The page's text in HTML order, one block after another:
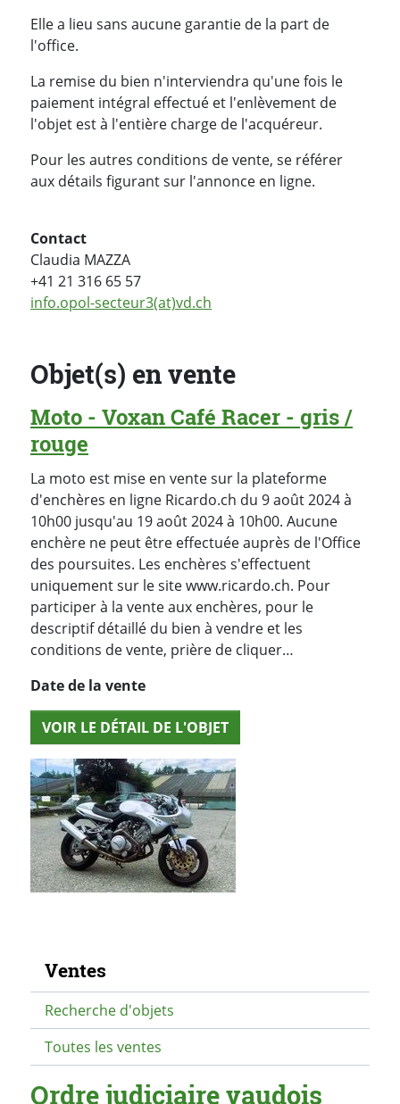
Elle a lieu sans aucune garantie de la part de
l'office.
La remise du bien n'interviendra qu'une fois le
paiement intégral effectué et l'enlèvement de
l'objet est à l'entière charge de l'acquéreur.
Pour les autres conditions de vente, se référer
aux détails figurant sur l'annonce en ligne.
Contact
Claudia MAZZA
+41 21 316 65 57
info.opol-secteur3(at)vd.ch
Objet(s) en vente
Moto - Voxan Café Racer - gris /
rouge
La moto est mise en vente sur la plateforme
d'enchères en ligne Ricardo.ch du 9 août 2024 à
10h00 jusqu'au 19 août 2024 à 10h00. Aucune
enchère ne peut être effectuée auprès de l'Office
des poursuites. Les enchères s'effectuent
uniquement sur le site www.ricardo.ch. Pour
participer à la vente aux enchères, pour le
descriptif détaillé du bien à vendre et les
conditions de vente, prière de cliquer…
Date de la vente
VOIR LE DÉTAIL DE L'OBJET
Navigation secondaire
Ventes
Recherche d'objets
Toutes les ventes
Ordre judiciaire vaudois